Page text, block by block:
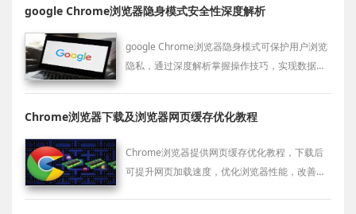
google Chrome浏览器隐身模式安全性深度解析
google Chrome浏览器隐身模式可保护用户浏览
隐私，通过深度解析掌握操作技巧，实现数据不
Chrome浏览器下载及浏览器网页缓存优化教程
Chrome浏览器提供网页缓存优化教程，下载后
可提升网页加载速度，优化浏览器性能，改善日